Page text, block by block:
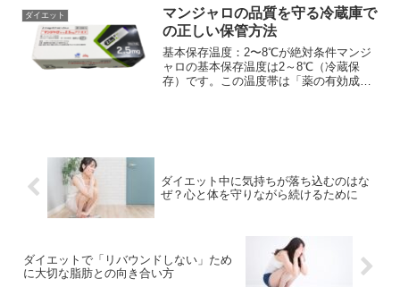
安や疑問を抱く方も少なくありません。
リベルサスは、もともと...
ダイエット
マンジャロの品質を守る冷蔵庫で
の正しい保管方法
基本保存温度：2〜8℃が絶対条件マンジ
ャロの基本保存温度は2～8℃（冷蔵保
存）です。この温度帯は「薬の有効成分
ダイエット中に気持ちが落ち込むのはな
ぜ？心と体を守りながら続けるために
ダイエットで「リバウンドしない」ため
に大切な脂肪との向き合い方